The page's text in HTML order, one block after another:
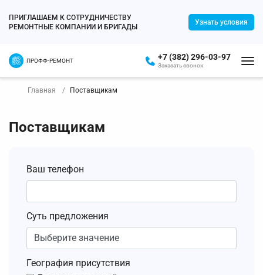
ПРИГЛАШАЕМ К СОТРУДНИЧЕСТВУ
РЕМОНТНЫЕ КОМПАНИИ И БРИГАДЫ
Узнать условия
ПРОФФ-РЕМОНТ +7 (382) 296-03-97
Заказать звонок
Главная Поставщикам
Поставщикам
Ваш телефон
Суть предложения
География присутствия